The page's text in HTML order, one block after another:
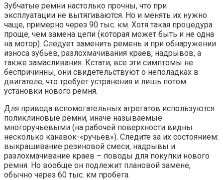
Зубчатые ремни настолько прочны, что при
эксплуатации не вытягиваются. Но и менять их нужно
чаще, примерно через 90 тыс. км. Хотя такая процедура
проще, чем замена цепи (которая может быть и не одна
на мотор). Следует заменить ремень и при обнаружении
износа зубьев, разлохмачивания краев, надрывов, а
также замасливания. Кстати, все эти симптомы не
беспричинны, они свидетельствуют о неполадках в
двигателе, что требует устранения и лишь потом
установки нового ремня.
Для привода вспомогательных агрегатов используются
поликлиновые ремни, иначе называемые
многоручьевыми (на рабочей поверхности видны
несколько канавок-«ручьев»). Следите за их состоянием:
выкрашивание резиновой смеси, надрывы и
разлохмачивание краев – поводы для покупки нового
ремня. Но вообще он подлежит плановой замене,
обычно через 60 тыс. км пробега.